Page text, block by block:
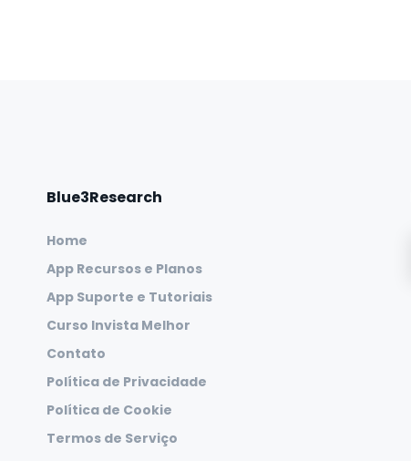
Blue3Research
Home
App Recursos e Planos
App Suporte e Tutoriais
Curso Invista Melhor
Contato
Política de Privacidade
Política de Cookie
Termos de Serviço